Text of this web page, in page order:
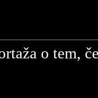
o tem,